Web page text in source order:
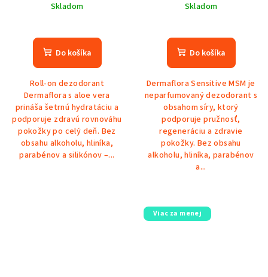
Skladom
Do košíka
Roll-on dezodorant
Dermaflora s aloe vera
prináša šetrnú hydratáciu a
podporuje zdravú rovnováhu
pokožky po celý deň. Bez
obsahu alkoholu, hliníka,
parabénov a silikónov –...
Skladom
Do košíka
Dermaflora Sensitive MSM je
neparfumovaný dezodorant s
obsahom síry, ktorý
podporuje pružnosť,
regeneráciu a zdravie
pokožky. Bez obsahu
alkoholu, hliníka, parabénov
a...
Viac za menej